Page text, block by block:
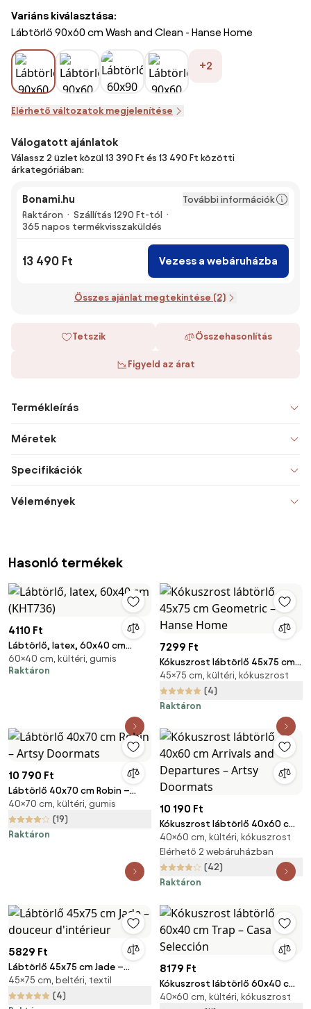
Variáns kiválasztása:
Lábtörlő 90x60 cm Wash and Clean - Hanse Home
+2
Elérhető változatok megjelenítése
Válogatott ajánlatok
Válassz 2 üzlet közül 13 390 Ft és 13 490 Ft közötti
árkategóriában:
Bonami.hu
További információk
Raktáron
Szállítás 1290 Ft-tól
365 napos termékvisszaküldés
13 490 Ft Vezess a webáruházba
Összes ajánlat megtekintése (2)
Tetszik Összehasonlítás
Figyeld az árat
Termékleírás
Méretek
Specifikációk
Vélemények
Hasonló termékek
4110 Ft
Lábtörlő, latex, 60x40 cm
(KHT736)
60×40 cm, kültéri, gumis
Raktáron
7299 Ft
Kókuszrost lábtörlő 45x75 cm
Geometric – Hanse Home
45×75 cm, kültéri, kókuszrost
(4)
Raktáron
10 790 Ft
Lábtörlő 40x70 cm Robin –
Artsy Doormats
40×70 cm, kültéri, gumis
(19)
Raktáron
10 190 Ft
Kókuszrost lábtörlő 40x60 cm
Arrivals and Departures – Artsy
Doormats
40×60 cm, kültéri, kókuszrost
Elérhető 2 webáruházban
(42)
Raktáron
5829 Ft
Lábtörlő 45x75 cm Jade –
douceur d'intérieur
45×75 cm, beltéri, textil
(4)
8179 Ft
Kókuszrost lábtörlő 60x40 cm
Trap – Casa Selección
40×60 cm, kültéri, kókuszrost